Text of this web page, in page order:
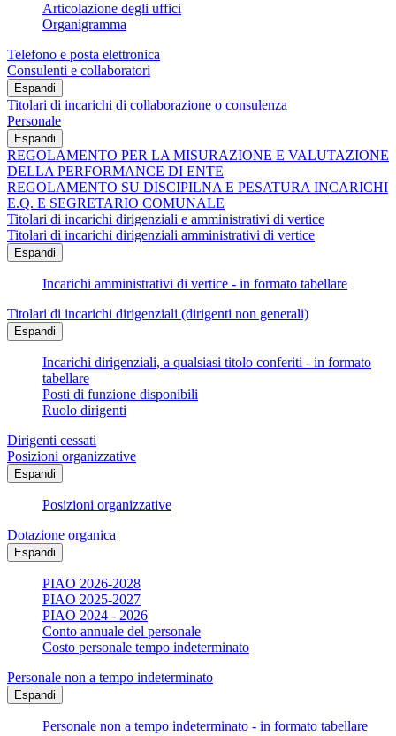
Articolazione degli uffici
Organigramma
Telefono e posta elettronica
Consulenti e collaboratori
Espandi
Titolari di incarichi di collaborazione o consulenza
Personale
Espandi
REGOLAMENTO PER LA MISURAZIONE E VALUTAZIONE
DELLA PERFORMANCE DI ENTE
REGOLAMENTO SU DISCIPILNA E PESATURA INCARICHI
E.Q. E SEGRETARIO COMUNALE
Titolari di incarichi dirigenziali e amministrativi di vertice
Titolari di incarichi dirigenziali amministrativi di vertice
Espandi
Incarichi amministrativi di vertice - in formato tabellare
Titolari di incarichi dirigenziali (dirigenti non generali)
Espandi
Incarichi dirigenziali, a qualsiasi titolo conferiti - in formato
tabellare
Posti di funzione disponibili
Ruolo dirigenti
Dirigenti cessati
Posizioni organizzative
Espandi
Posizioni organizzative
Dotazione organica
Espandi
PIAO 2026-2028
PIAO 2025-2027
PIAO 2024 - 2026
Conto annuale del personale
Costo personale tempo indeterminato
Personale non a tempo indeterminato
Espandi
Personale non a tempo indeterminato - in formato tabellare